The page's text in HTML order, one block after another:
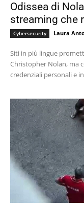
Odissea di
streaming che
Cybersecurity Laura
Siti in più lingue
Christopher Nolan, ma